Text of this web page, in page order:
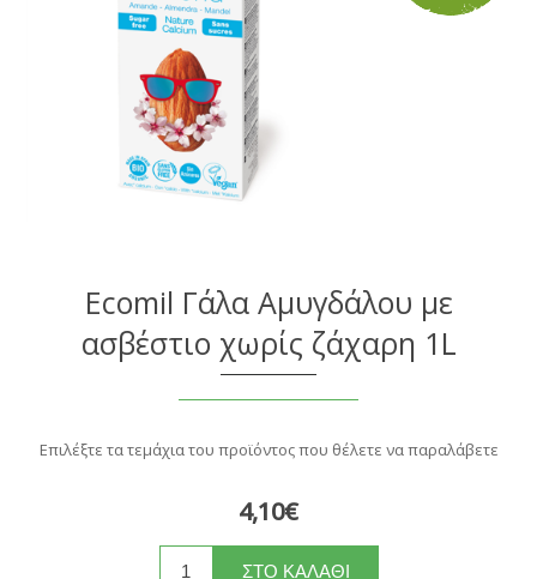
Ecomil Γάλα Αμυγδάλου με
ασβέστιο χωρίς ζάχαρη 1L
Επιλέξτε τα τεμάχια του προϊόντος που θέλετε να παραλάβετε
4,10€